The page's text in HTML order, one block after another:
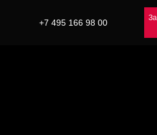
+7 495 166 98 00